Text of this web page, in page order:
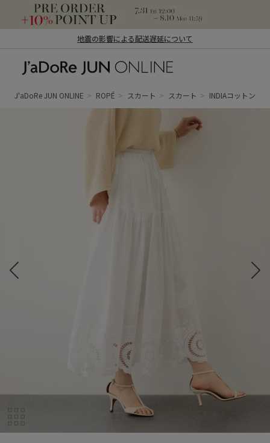
地震の影響による配送遅延について
ン オンライン）
J'aDoRe JUN ONLINE ROPÉ スカート スカート INDIAコットンボ